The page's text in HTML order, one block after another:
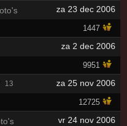
za 23 dec 2006
1447
za 2 dec 2006
9951
13 za 25 nov 2006
12725
vr 24 nov 2006